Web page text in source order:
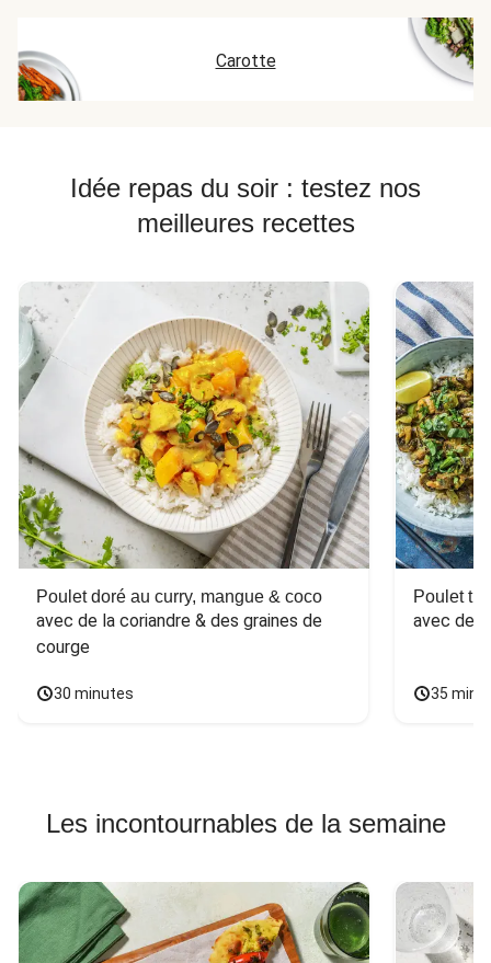
Carotte
Idée repas du soir : testez nos
meilleures recettes
Poulet doré au curry, mangue & coco
avec de la coriandre & des graines de
courge
30 minutes
Poulet
avec des
35
Les incontournables de la semaine